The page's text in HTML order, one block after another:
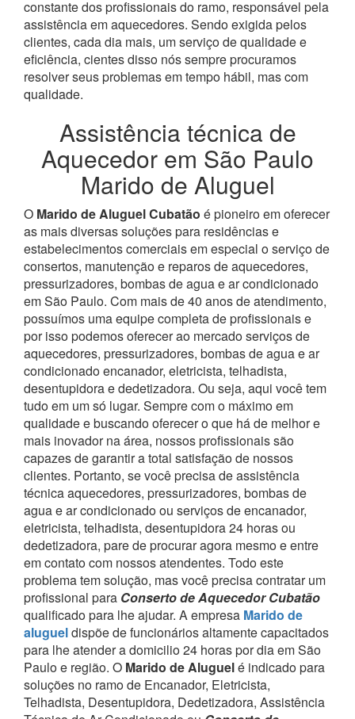
constante dos profissionais do ramo, responsável pela
assistência em aquecedores. Sendo exigida pelos
clientes, cada dia mais, um serviço de qualidade e
eficiência, cientes disso nós sempre procuramos
resolver seus problemas em tempo hábil, mas com
qualidade.
Assistência técnica de
Aquecedor em São Paulo
Marido de Aluguel
O Marido de Aluguel Cubatão é pioneiro em oferecer
as mais diversas soluções para residências e
estabelecimentos comerciais em especial o serviço de
consertos, manutenção e reparos de aquecedores,
pressurizadores, bombas de agua e ar condicionado
em São Paulo. Com mais de 40 anos de atendimento,
possuímos uma equipe completa de profissionais e
por isso podemos oferecer ao mercado serviços de
aquecedores, pressurizadores, bombas de agua e ar
condicionado encanador, eletricista, telhadista,
desentupidora e dedetizadora. Ou seja, aqui você tem
tudo em um só lugar. Sempre com o máximo em
qualidade e buscando oferecer o que há de melhor e
mais inovador na área, nossos profissionais são
capazes de garantir a total satisfação de nossos
clientes. Portanto, se você precisa de assistência
técnica aquecedores, pressurizadores, bombas de
agua e ar condicionado ou serviços de encanador,
eletricista, telhadista, desentupidora 24 horas ou
dedetizadora, pare de procurar agora mesmo e entre
em contato com nossos atendentes. Todo este
problema tem solução, mas você precisa contratar um
profissional para Conserto de Aquecedor Cubatão
qualificado para lhe ajudar. A empresa Marido de
alugueldispõe de funcionários altamente capacitados
para lhe atender a domicilio 24 horas por dia em São
Paulo e região. O Marido de Aluguelé indicado para
soluções no ramo de Encanador, Eletricista,
Telhadista, Desentupidora, Dedetizadora, Assistência